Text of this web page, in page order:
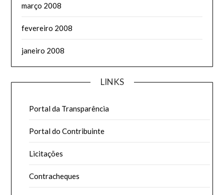
março 2008
fevereiro 2008
janeiro 2008
LINKS
Portal da Transparência
Portal do Contribuinte
Licitações
Contracheques